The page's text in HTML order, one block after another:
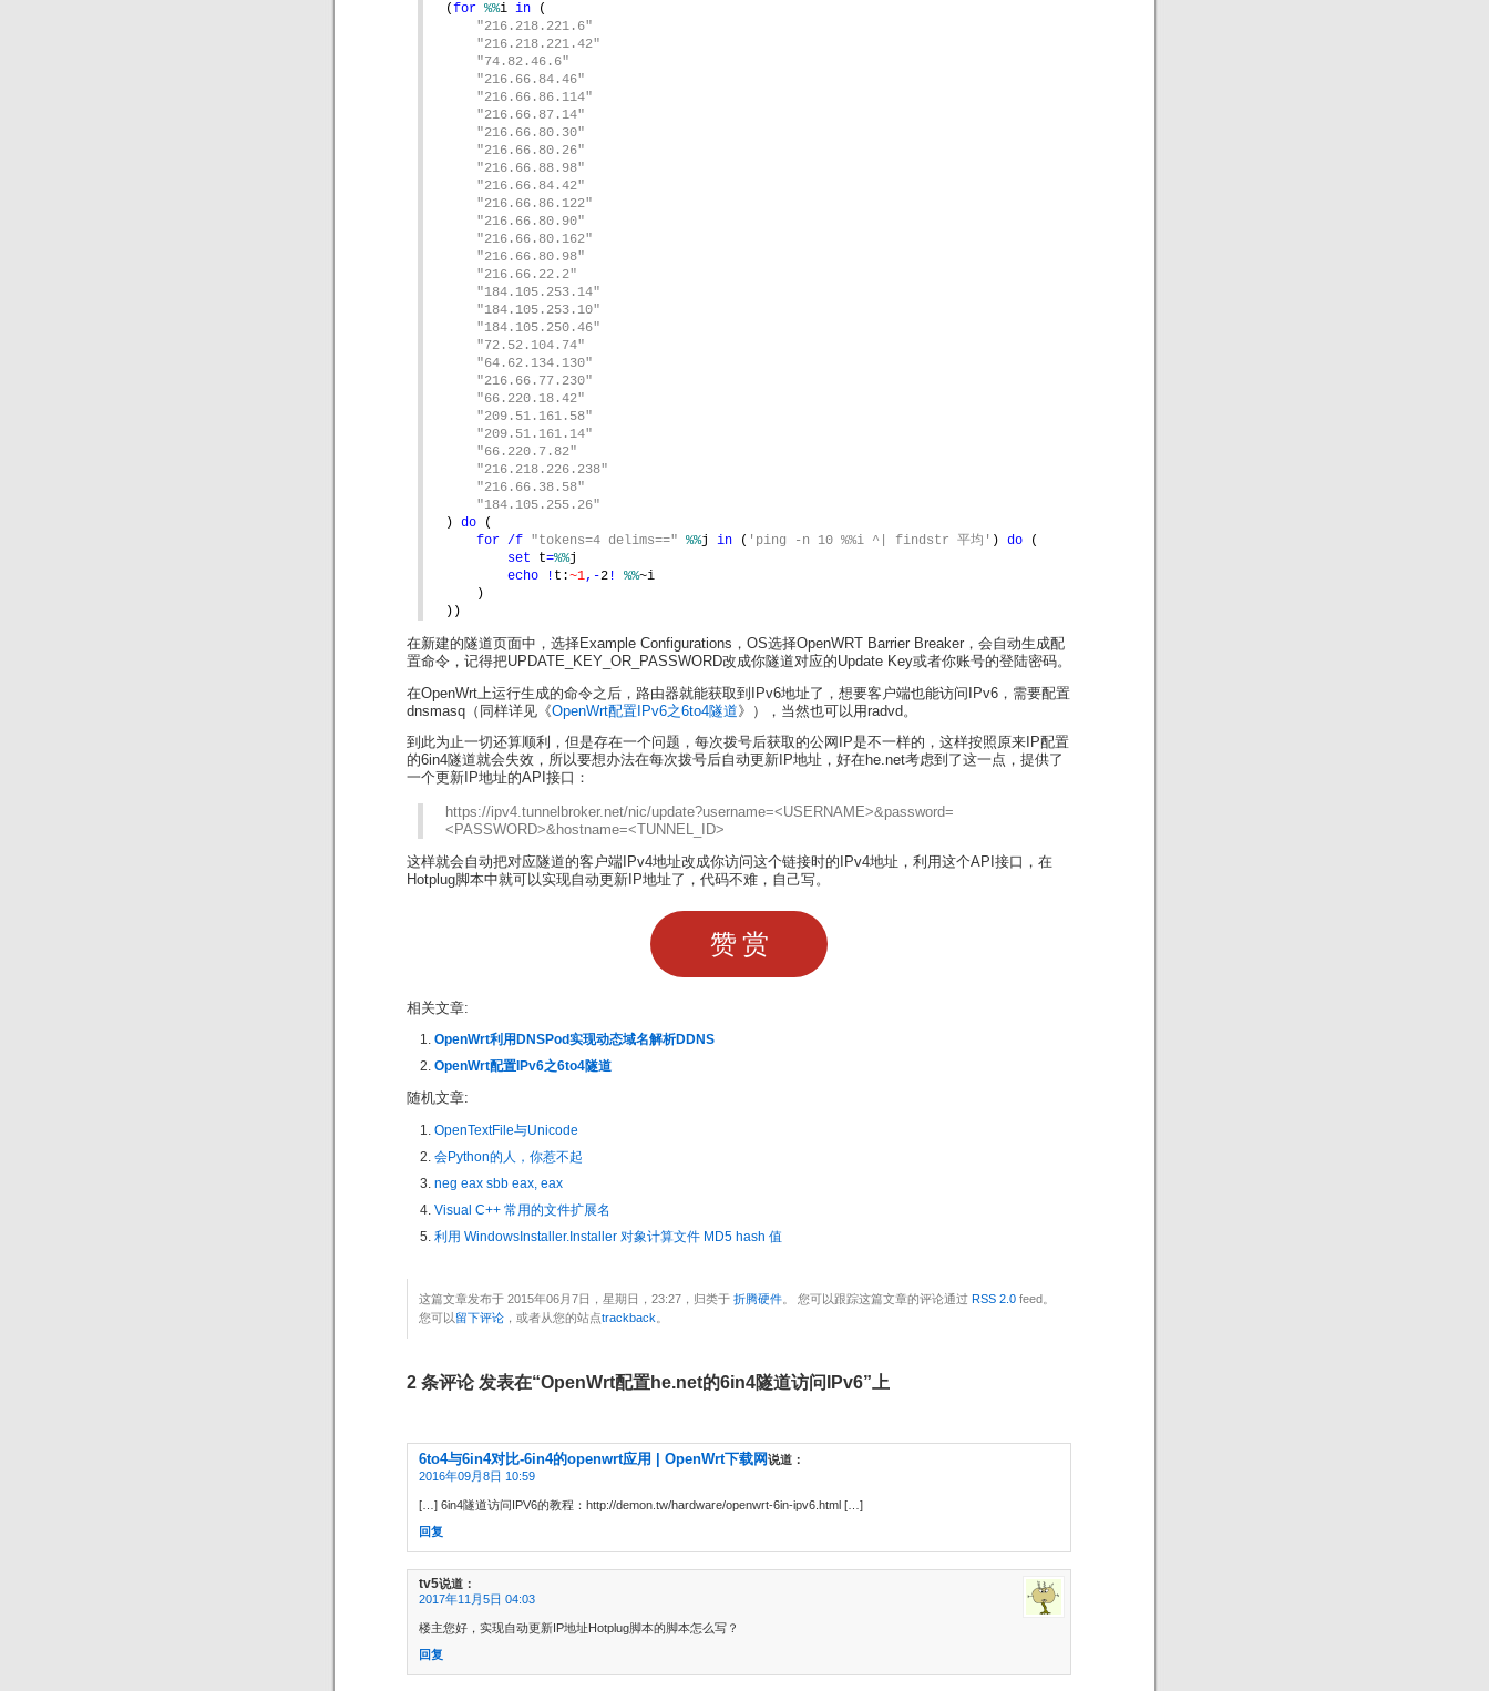
(for %%i in
(
"216.218.221.6"
"216.218.221.42"
"74.82.46.6"
"216.66.84.46"
"216.66.86.114"
"216.66.87.14"
"216.66.80.30"
"216.66.80.26"
"216.66.88.98"
"216.66.84.42"
"216.66.86.122"
"216.66.80.90"
"216.66.80.162"
"216.66.80.98"
"216.66.22.2"
"184.105.253.14"
"184.105.253.10"
"184.105.250.46"
"72.52.104.74"
"64.62.134.130"
"216.66.77.230"
"66.220.18.42"
"209.51.161.58"
"209.51.161.14"
"66.220.7.82"
"216.218.226.238"
"216.66.38.58"
"184.105.255.26"
) do
(
for /f "tokens=4 delims==" %%j in ( 'ping -n 10 %%i ^| findstr 平均' ) do
(
set t=%%j
echo
! t:~1,-2 ! %%~i
)
))
在新建的隧道页面中，选择Example Configurations，OS选择OpenWRT Barrier Breaker，会自动生成配
置命令，记得把UPDATE_KEY_OR_PASSWORD改成你隧道对应的Update Key或者你账号的登陆密码。
在OpenWrt上运行生成的命令之后，路由器就能获取到IPv6地址了，想要客户端也能访问IPv6，需要配置
dnsmasq（同样详见《OpenWrt配置IPv6之6to4隧道》），当然也可以用radvd。
到此为止一切还算顺利，但是存在一个问题，每次拨号后获取的公网IP是不一样的，这样按照原来IP配置
的6in4隧道就会失效，所以要想办法在每次拨号后自动更新IP地址，好在he.net考虑到了这一点，提供了
一个更新IP地址的API接口：
https://ipv4.tunnelbroker.net/nic/update?username=<USERNAME>&password=
<PASSWORD>&hostname=<TUNNEL_ID>
这样就会自动把对应隧道的客户端IPv4地址改成你访问这个链接时的IPv4地址，利用这个API接口，在
Hotplug脚本中就可以实现自动更新IP地址了，代码不难，自己写。
赞赏
相关文章:
OpenWrt利用DNSPod实现动态域名解析DDNS
OpenWrt配置IPv6之6to4隧道
随机文章:
OpenTextFile与Unicode
会Python的人，你惹不起
neg eax sbb eax, eax
Visual C++ 常用的文件扩展名
利用 WindowsInstaller.Installer 对象计算文件 MD5 hash 值
这篇文章发布于 2015年06月7日，星期日，23:27，归类于 折腾硬件 。 您可以跟踪这篇文章的评论通过 RSS 2.0 feed。
您可以 留下评论 ，或者从您的站点trackback
2 条评论 发表在“OpenWrt配置he.net的6in4隧道访问IPv6”上
6to4与6in4对比-6in4的openwrt应用 | OpenWrt下载网说道：
2016年09月8日 10:59
[…] 6in4隧道访问IPV6的教程：http://demon.tw/hardware/openwrt-6in-ipv6.html […]
回复
tv5说道：
2017年11月5日 04:03
楼主您好，实现自动更新IP地址Hotplug脚本的脚本怎么写？
回复